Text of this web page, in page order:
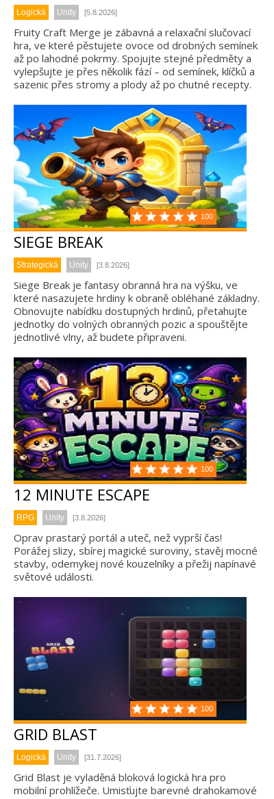
Logická Unity [5.8.2026]
Fruity Craft Merge je zábavná a relaxační slučovací
hra, ve které pěstujete ovoce od drobných semínek
až po lahodné pokrmy. Spojujte stejné předměty a
vylepšujte je přes několik fází – od semínek, klíčků a
sazenic přes stromy a plody až po chutné recepty.
100
SIEGE BREAK
Strategická Unity [3.8.2026]
Siege Break je fantasy obranná hra na výšku, ve
které nasazujete hrdiny k obraně obléhané základny.
Obnovujte nabídku dostupných hrdinů, přetahujte
jednotky do volných obranných pozic a spouštějte
jednotlivé vlny, až budete připraveni.
100
12 MINUTE ESCAPE
RPG Unity [3.8.2026]
Oprav prastarý portál a uteč, než vyprší čas!
Porážej slizy, sbírej magické suroviny, stavěj mocné
stavby, odemykej nové kouzelníky a přežij napínavé
světové události.
100
GRID BLAST
Logická Unity [31.7.2026]
Grid Blast je vyladěná bloková logická hra pro
mobilní prohlížeče. Umisťujte barevné drahokamové